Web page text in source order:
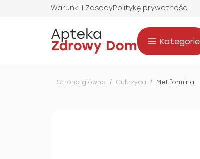
Warunki I ZasadyPolitykę prywatności
Kategorie
Strona główna / Cukrzyca / Metformina